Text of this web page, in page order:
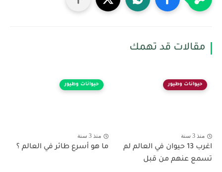
مقالات قد تهمك
حيوانات وطيور
منذ 3 سنة
اغرب 13 حيوان في العالم لم
تسمع عنهم من قبل
حيوانات وطيور
منذ 3 سنة
ما هو أسرع طائر في العالم ؟